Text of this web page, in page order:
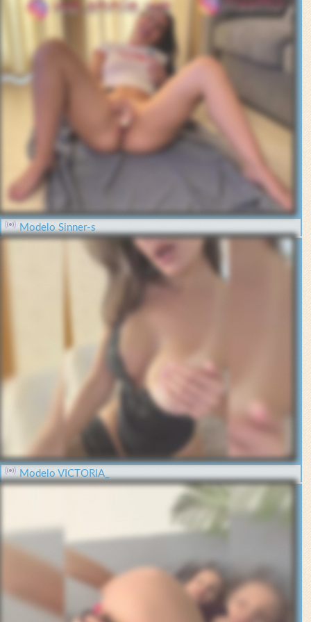
Modelo Sinner-s
Modelo VICTORIA_